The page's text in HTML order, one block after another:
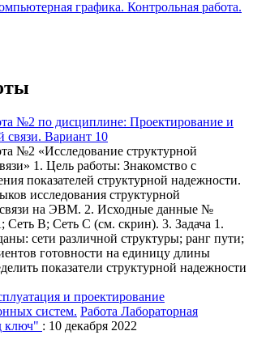
№2 по дисциплине: Проектирование и
связи. Вариант 10
№2 «Исследование структурной
1. Цель работы: Знакомство с
показателей структурной надежности.
исследования структурной
связи на ЭВМ. 2. Исходные данные №
Сеть В; Сеть С (см. скрин). 3. Задача 1.
сети различной структуры; ранг пути;
готовности на единицу длины
показатели структурной надежности
и проектирование
систем. Работа Лабораторная
ключ" : 10 декабря 2022